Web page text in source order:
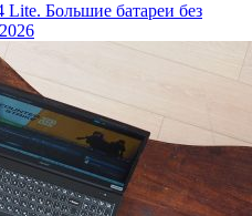
Lite. Большие батареи без